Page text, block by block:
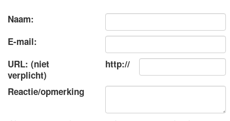
Naam:
E-mail:
URL: (niet
verplicht)
http://
Reactie/opmerking